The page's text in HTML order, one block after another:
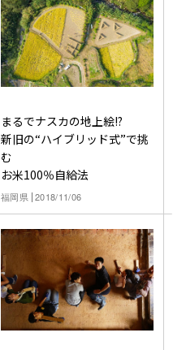
まるでナスカの地上絵!?
新旧の“ハイブリッド式”で挑
む
お米100％自給法
福岡県 2018/11/06